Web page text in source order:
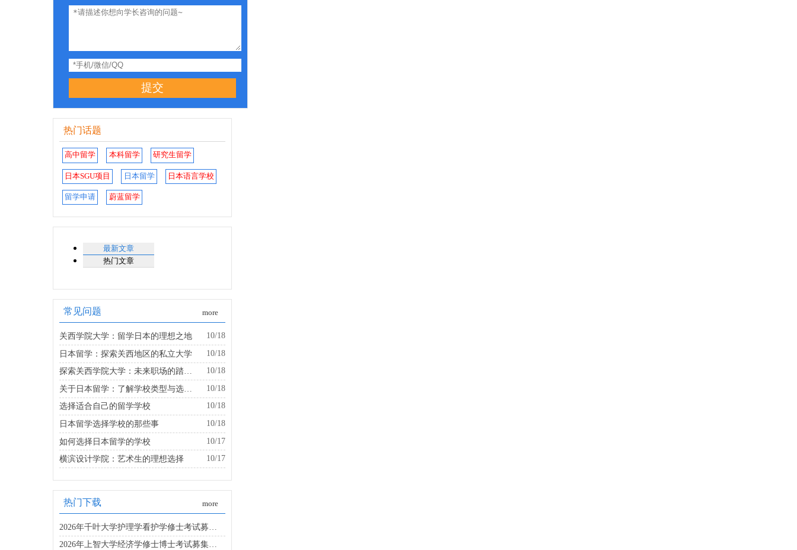
提交
热门话题
高中留学 本科留学 研究生留学
日本SGU项目 日本留学 日本语言学校
留学申请 蔚蓝留学
最新文章
热门文章
常见问题 more
关西学院大学：留学日本的理想之地
10/18
日本留学：探索关西地区的私立大学
10/18
探索关西学院大学：未来职场的踏板是什么？
10/18
10/18
选择适合自己的留学学校
10/18
日本留学选择学校的那些事
10/18
如何选择日本留学的学校
10/17
横滨设计学院：艺术生的理想选择
10/17
热门下载 more
2026年上智大学经济学修士博士考试募集要项